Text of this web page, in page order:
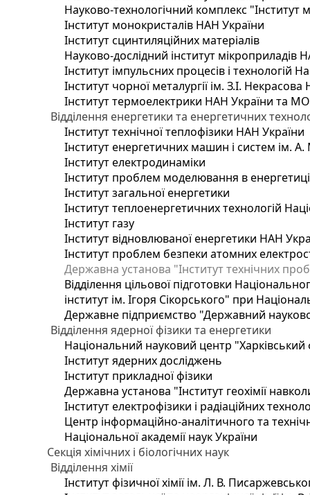
Науково-технологічний комплекс "Інститут
Інститут монокристалів НАН України
Інститут сцинтиляційних матеріалів
Науково-дослідний інститут мікроприладів
Інститут імпульсних процесів і технологій
Інститут чорної металургії ім. З.І.
Інститут термоелектрики НАН України та
Відділення енергетики та енергетичних
Інститут технічної теплофізики НАН України
Інститут енергетичних машин і систем ім.
Інститут електродинаміки
Інститут проблем моделювання в
Інститут загальної енергетики
Інститут теплоенергетичних технологій
Інститут газу
Інститут відновлюваної енергетики НАН
Інститут проблем безпеки атомних
Державна установа "Інститут технічних
Відділення цільової підготовки
інститут ім. Ігоря Сікорського" при
Державне підприємство "Державний
Відділення ядерної фізики та енергетики
Національний науковий центр "Харківський
Інститут ядерних досліджень
Інститут прикладної фізики
Державна установа "Інститут геохімії
Інститут електрофізики і радіаційних
Центр інформаційно-аналітичного та
Національної академії наук України
Секція хімічних і біологічних наук
Відділення хімії
Інститут фізичної хімії ім. Л. В.